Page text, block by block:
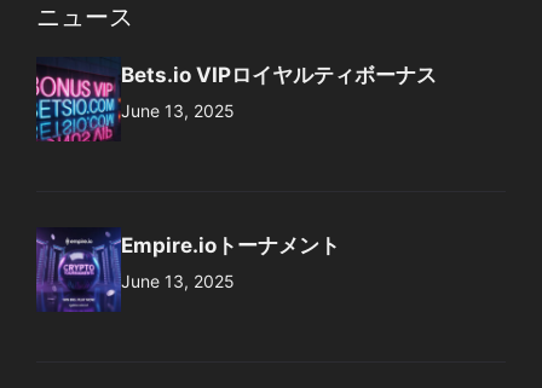
ニュース
Bets.io VIPロイヤルティボーナス
June 13, 2025
Empire.ioトーナメント
June 13, 2025